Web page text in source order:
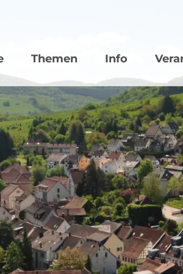
Themen Info